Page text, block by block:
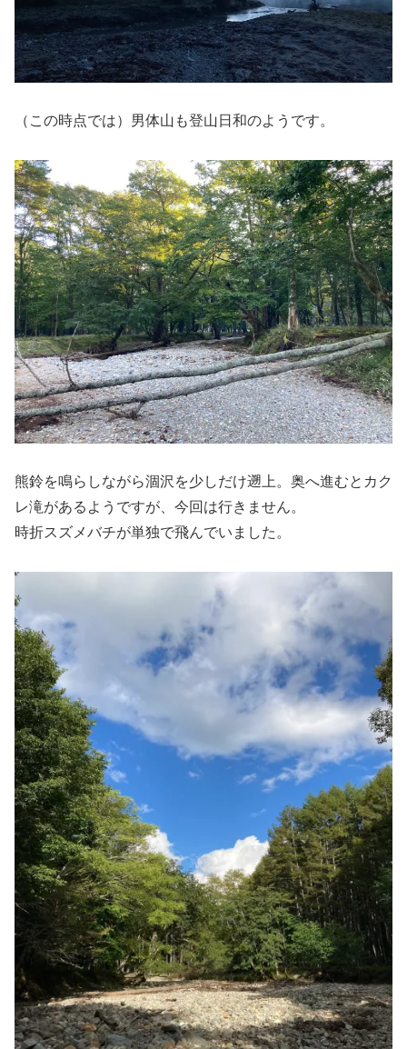
（この時点では）男体山も登山日和のようです。
熊鈴を鳴らしながら涸沢を少しだけ遡上。奥へ進むとカク
レ滝があるようですが、今回は行きません。
時折スズメバチが単独で飛んでいました。